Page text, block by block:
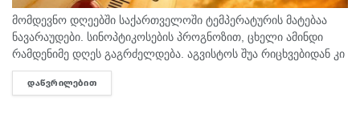
მომდევნო დღეებში საქართველოში ტემპერატურის მატებაა
ნავარაუდები. სინოპტიკოსების პროგნოზით, ცხელი ამინდი
რამდენიმე დღეს გაგრძელდება. აგვისტოს შუა რიცხვებიდან კი
ტემპერატურა 40 გრადუსს მიაღწევს. "ტემპერატურამ აგვისტოს
თვეში შესაძლოა 35-40 გრადუსს მიაღწიოს, ანუ ამ...
ᲓᲐᲬᲕᲠᲘᲚᲔᲑᲘᲗ